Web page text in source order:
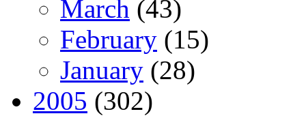
March (43)
February (15)
January (28)
2005 (302)